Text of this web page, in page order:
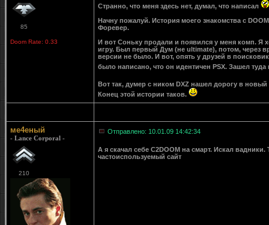
85
Doom Rate: 0.33
Странно, что меня здесь нет, думал, что написал
Начну пожалуй. История моего знакомства с
Форевер.
И вот Соньку продали и появился у меня комп. Я
игру. Был первый Дум (не ultimate), потом, через
версии не было. И вот, опять у друзей в
было написано, что он идентичен PSX. Зашел
Вот так, думер с ником DXZ нашел дорогу в
Конец этой истории таков.
ме4еный
- Lance Corporal -
210
Отправлено: 10.01.09 14:42:34
А я скачал себе C2DOOM на смарт. Искал
частоиспользуемый сайт